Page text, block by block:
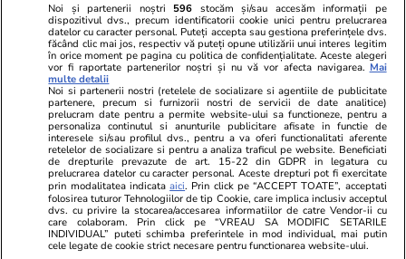
Viva.ro
Ce s-a aflat despre prima soție a lui Claudiu
Manda i-a suprins pe toți! Dar mai ales gestul
făcut de Olguța pentru mama copilului
soțului e chiar cir...
Unica.ro
Nu și ei! S-au
căsnicie! Cei doi
secret. Nimeni
motiv al
Noi și partenerii noștri 596 stocăm și/sau accesăm informații pe
dispozitivul dvs., precum identificatorii cookie unici pentru prelucrarea
datelor cu caracter personal. Puteți accepta sau gestiona preferințele dvs.
făcând clic mai jos, respectiv vă puteți opune utilizării unui interes legitim
în orice moment pe pagina cu politica de confidențialitate. Aceste alegeri
vor fi raportate partenerilor noștri și nu vă vor afecta navigarea. Mai
multe detalii
Noi si partenerii nostri (retelele de socializare si agentiile de publicitate
partenere, precum si furnizorii nostri de servicii de date analitice)
prelucram date pentru a permite website-ului sa functioneze, pentru a
personaliza continutul si anunturile publicitare afisate in functie de
interesele si/sau profilul dvs., pentru a va oferi functionalitati aferente
retelelor de socializare si pentru a analiza traficul pe website. Beneficiati
de drepturile prevazute de art. 15-22 din GDPR in legatura cu
prelucrarea datelor cu caracter personal. Aceste drepturi pot fi exercitate
prin modalitatea indicataaici. Prin click pe “ACCEPT TOATE”, acceptati
folosirea tuturor Tehnologiilor de tip Cookie, care implica inclusiv acceptul
dvs. cu privire la stocarea/accesarea informatiilor de catre Vendor-ii cu
care colaboram. Prin click pe “VREAU SA MODIFIC SETARILE
INDIVIDUAL” puteti schimba preferintele in mod individual, mai putin
cele legate de cookie strict necesare pentru functionarea website-ului.